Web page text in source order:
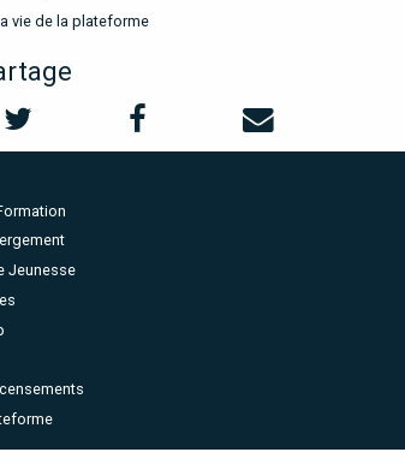
vie de la plateforme
Jeunesse